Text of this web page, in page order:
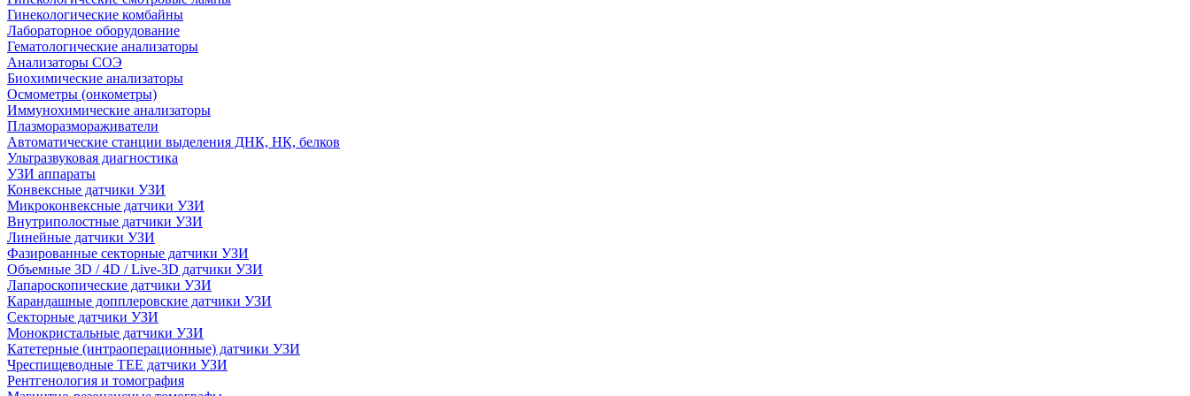
Гинекологические комбайны
Лабораторное оборудование
Гематологические анализаторы
Анализаторы СОЭ
Биохимические анализаторы
Осмометры (онкометры)
Иммунохимические анализаторы
Плазморазмораживатели
Автоматические станции выделения ДНК, НК, белков
Ультразвуковая диагностика
УЗИ аппараты
Конвексные датчики УЗИ
Микроконвексные датчики УЗИ
Внутриполостные датчики УЗИ
Линейные датчики УЗИ
Фазированные секторные датчики УЗИ
Объемные 3D / 4D / Live-3D датчики УЗИ
Лапароскопические датчики УЗИ
Карандашные допплеровские датчики УЗИ
Секторные датчики УЗИ
Монокристальные датчики УЗИ
Катетерные (интраоперационные) датчики УЗИ
Чреспищеводные TEE датчики УЗИ
Рентгенология и томография